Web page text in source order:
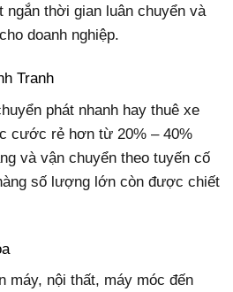
ngắn thời gian luân chuyển và
doanh nghiệp.
Tranh
phát nhanh hay thuê xe
cước rẻ hơn từ 20% – 40%
và vận chuyển theo tuyến cố
số lượng lớn còn được chiết
máy, nội thất, máy móc đến